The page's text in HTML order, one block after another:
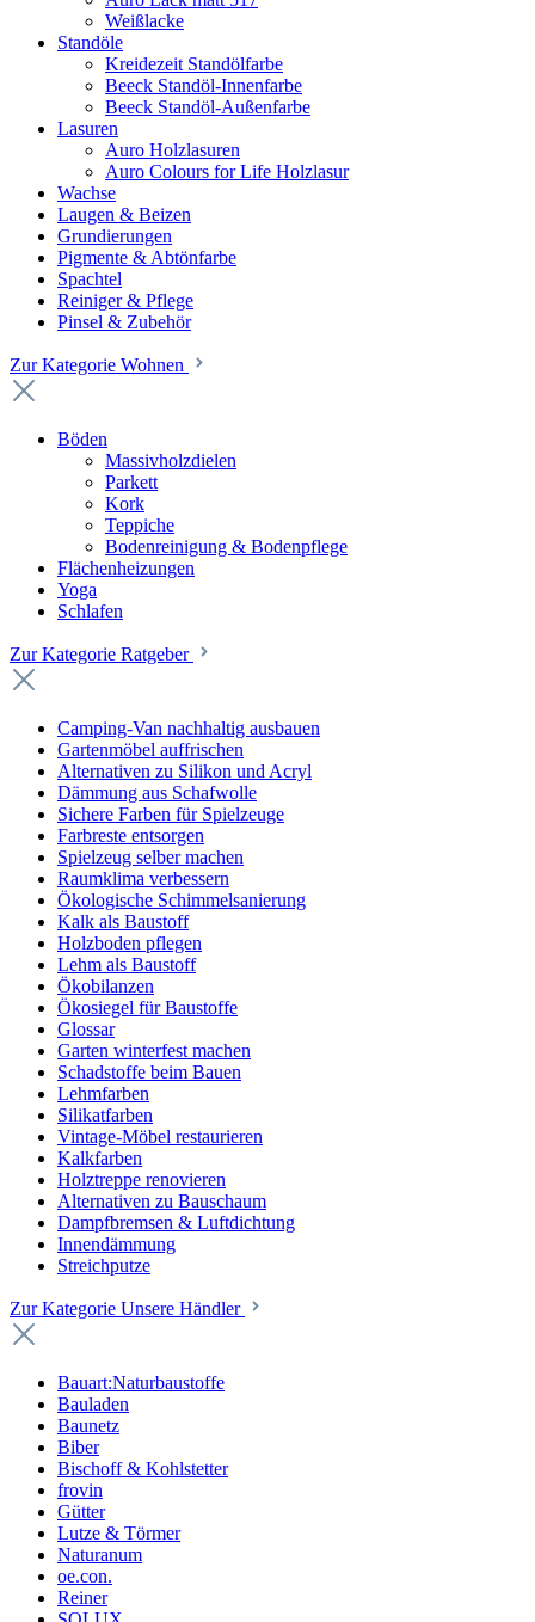
Weißlacke
Standöle
Kreidezeit Standölfarbe
Beeck Standöl-Innenfarbe
Beeck Standöl-Außenfarbe
Lasuren
Auro Holzlasuren
Auro Colours for Life Holzlasur
Wachse
Laugen & Beizen
Grundierungen
Pigmente & Abtönfarbe
Spachtel
Reiniger & Pflege
Pinsel & Zubehör
Zur Kategorie Wohnen
Böden
Massivholzdielen
Parkett
Kork
Teppiche
Bodenreinigung & Bodenpflege
Flächenheizungen
Yoga
Schlafen
Zur Kategorie Ratgeber
Camping-Van nachhaltig ausbauen
Gartenmöbel auffrischen
Alternativen zu Silikon und Acryl
Dämmung aus Schafwolle
Sichere Farben für Spielzeuge
Farbreste entsorgen
Spielzeug selber machen
Raumklima verbessern
Ökologische Schimmelsanierung
Kalk als Baustoff
Holzboden pflegen
Lehm als Baustoff
Ökobilanzen
Ökosiegel für Baustoffe
Glossar
Garten winterfest machen
Schadstoffe beim Bauen
Lehmfarben
Silikatfarben
Vintage-Möbel restaurieren
Kalkfarben
Holztreppe renovieren
Alternativen zu Bauschaum
Dampfbremsen & Luftdichtung
Innendämmung
Streichputze
Zur Kategorie Unsere Händler
Bauart:Naturbaustoffe
Bauladen
Baunetz
Biber
Bischoff & Kohlstetter
frovin
Gütter
Lutze & Törmer
Naturanum
oe.con.
Reiner